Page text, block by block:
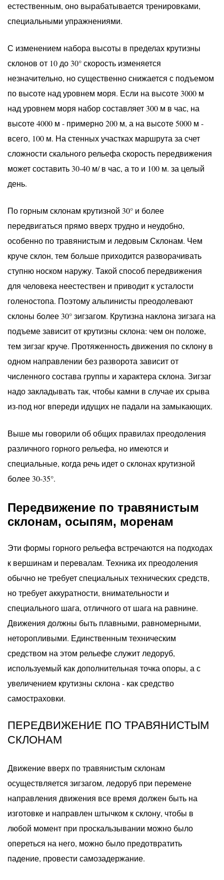
естественным, оно вырабатывается тренировками,
специальными упражнениями.
С изменением набора высоты в пределах крутизны
склонов от 10 до 30° скорость изменяется
незначительно, но существенно снижается с подъемом
по высоте над уровнем моря. Если на высоте 3000 м
над уровнем моря набор составляет 300 м в час, на
высоте 4000 м - примерно 200 м, а на высоте 5000 м -
всего, 100 м. На стенных участках маршрута за счет
сложности скального рельефа скорость передвижения
может составить 30-40 м/ в час, а то и 100 м. за целый
день.
По горным склонам крутизной 30° и более
передвигаться прямо вверх трудно и неудобно,
особенно по травянистым и ледовым Склонам. Чем
круче склон, тем больше приходится разворачивать
ступню носком наружу. Такой способ передвижения
для человека неестествен и приводит к усталости
голеностопа. Поэтому альпинисты преодолевают
склоны более 30° зигзагом. Крутизна наклона зигзага на
подъеме зависит от крутизны склона: чем он положе,
тем зигзаг круче. Протяженность движения по склону в
одном направлении без разворота зависит от
численного состава группы и характера склона. Зигзаг
надо закладывать так, чтобы камни в случае их срыва
из-под ног впереди идущих не падали на замыкающих.
Выше мы говорили об общих правилах преодоления
различного горного рельефа, но имеются и
специальные, когда речь идет о склонах крутизной
более 30-35°.
Передвижение по травянистым
склонам, осыпям, моренам
Эти формы горного рельефа встречаются на подходах
к вершинам и перевалам. Техника их преодоления
обычно не требует специальных технических средств,
но требует аккуратности, внимательности и
специального шага, отличного от шага на равнине.
Движения должны быть плавными, равномерными,
неторопливыми. Единственным техническим
средством на этом рельефе служит ледоруб,
используемый как дополнительная точка опоры, а с
увеличением крутизны склона - как средство
самостраховки.
ПЕРЕДВИЖЕНИЕ ПО ТРАВЯНИСТЫМ
СКЛОНАМ
Движение вверх по травянистым склонам
осуществляется зигзагом, ледоруб при перемене
направления движения все время должен быть на
изготовке и направлен штычком к склону, чтобы в
любой момент при проскальзывании можно было
опереться на него, можно было предотвратить
падение, провести самозадержание.